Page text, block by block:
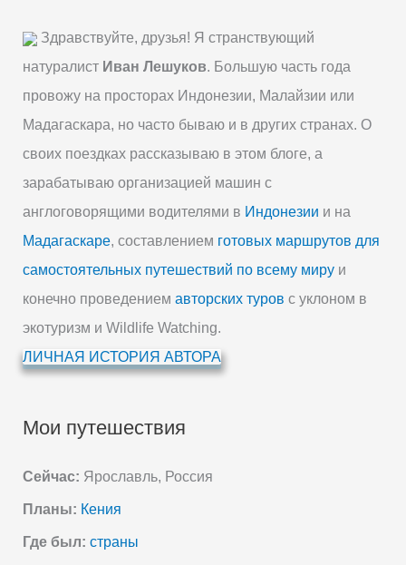
Здравствуйте, друзья! Я странствующий
натуралист Иван Лешуков. Большую часть года
провожу на просторах Индонезии, Малайзии или
Мадагаскара, но часто бываю и в других странах. О
своих поездках рассказываю в этом блоге, а
зарабатываю организацией машин с
англоговорящими водителями в Индонезии и на
Мадагаскаре, составлением готовых маршрутов для
самостоятельных путешествий по всему мируи
конечно проведением авторских туров с уклоном в
экотуризм и Wildlife Watching.
ЛИЧНАЯ ИСТОРИЯ АВТОРА
Мои путешествия
Сейчас: Ярославль, Россия
Планы: Кения
Где был: страны